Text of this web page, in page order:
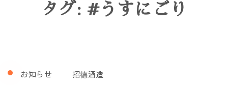
タグ: #うすにごり
お知らせ 招德酒造